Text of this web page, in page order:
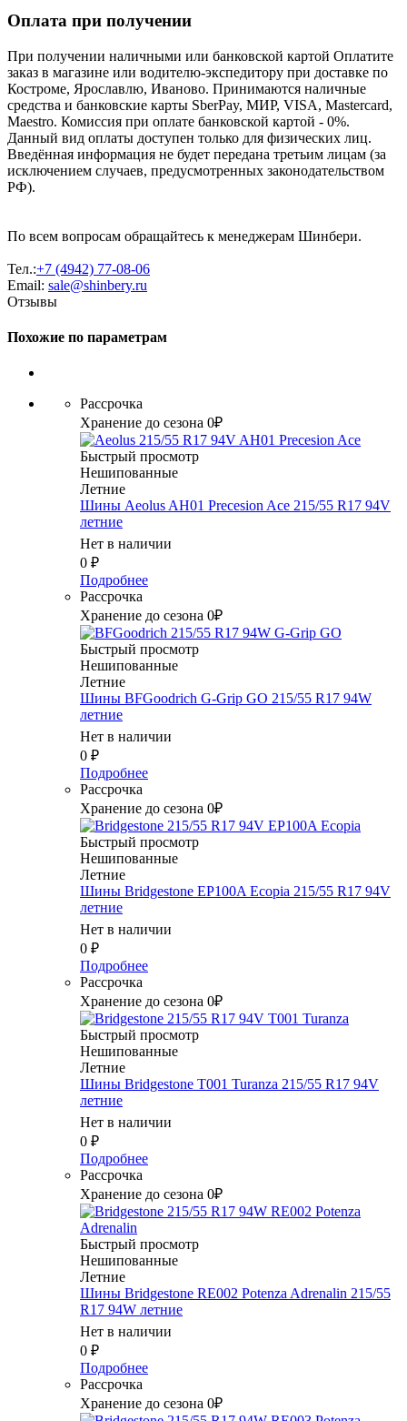
Оплата при получении
При получении наличными или банковской картой Оплатите
заказ в магазине или водителю-экспедитору при доставке по
Костроме, Ярославлю, Иваново. Принимаются наличные
средства и банковские карты SberPay, МИР, VISA, Mastercard,
Maestro. Комиссия при оплате банковской картой - 0%.
Данный вид оплаты доступен только для физических лиц.
Введённая информация не будет передана третьим лицам (за
исключением случаев, предусмотренных законодательством
РФ).
По всем вопросам обращайтесь к менеджерам Шинбери.
Тел.:+7 (4942) 77-08-06
Email: sale@shinbery.ru
Отзывы
Похожие по параметрам
Рассрочка
Хранение до сезона 0₽
Быстрый просмотр
Нешипованные
Летние
Шины Aeolus AH01 Precesion Ace 215/55 R17 94V
летние
Нет в наличии
0 ₽
Подробнее
Рассрочка
Хранение до сезона 0₽
Быстрый просмотр
Нешипованные
Летние
Шины BFGoodrich G-Grip GO 215/55 R17 94W
летние
Нет в наличии
0 ₽
Подробнее
Рассрочка
Хранение до сезона 0₽
Быстрый просмотр
Нешипованные
Летние
Шины Bridgestone EP100A Ecopia 215/55 R17 94V
летние
Нет в наличии
0 ₽
Подробнее
Рассрочка
Хранение до сезона 0₽
Быстрый просмотр
Нешипованные
Летние
Шины Bridgestone T001 Turanza 215/55 R17 94V
летние
Нет в наличии
0 ₽
Подробнее
Рассрочка
Хранение до сезона 0₽
Быстрый просмотр
Нешипованные
Летние
Шины Bridgestone RE002 Potenza Adrenalin 215/55
R17 94W летние
Нет в наличии
0 ₽
Подробнее
Рассрочка
Хранение до сезона 0₽